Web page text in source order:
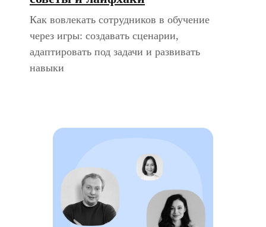
Как вовлекать сотрудников в обучение
через игры: создавать сценарии,
адаптировать под задачи и развивать
навыки